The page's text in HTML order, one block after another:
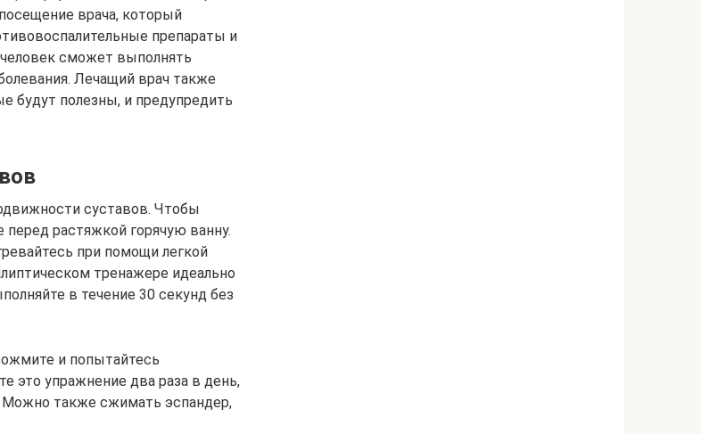
врача, который
препараты и
сможет выполнять
Лечащий врач также
будут полезны, и предупредить
суставов. Чтобы
перед растяжкой горячую ванну.
при помощи легкой
тренажере идеально
в течение 30 секунд без
и попытайтесь
это упражнение два раза в день,
Можно также сжимать эспандер,